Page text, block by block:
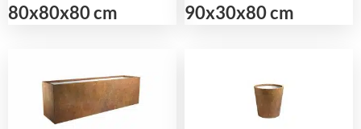
80x80x80 cm
90x30x80 cm